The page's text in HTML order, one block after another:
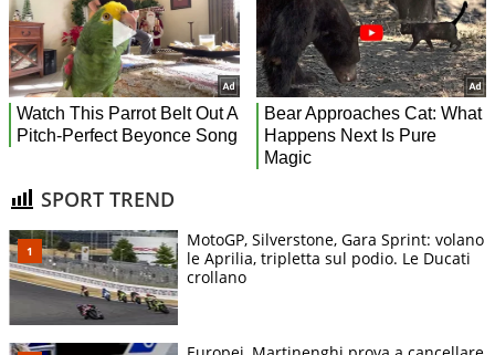
SPORT TREND
MotoGP, Silverstone, Gara Sprint: volano
le Aprilia, tripletta sul podio. Le Ducati
crollano